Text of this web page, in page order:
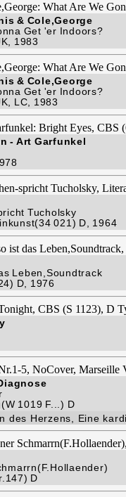
& Cole,George
Get 'er Indoors?
1983
& Cole,George
Get 'er Indoors?
LC, 1983
- Art Garfunkel
Tucholsky
021) D, 1964
Leben,Soundtrack
D, 1976
1019 F...) D
des Herzens, Eine
D